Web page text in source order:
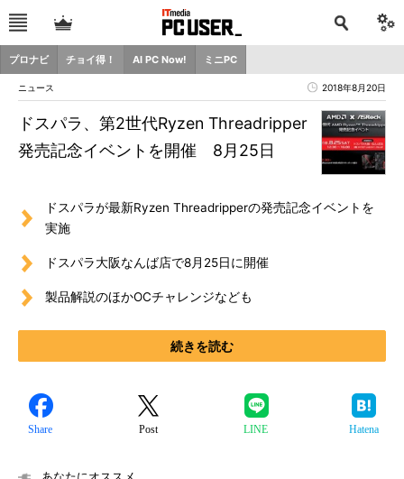
プロナビ チョイ得！ AI PC Now! ミニPC
ニュース 2018年8月20日
ドスパラ、第2世代Ryzen Threadripper
発売記念イベントを開催 8月25日
ドスパラが最新Ryzen Threadripperの発売記念イベントを
実施
ドスパラ大阪なんば店で8月25日に開催
製品解説のほかOCチャレンジなども
続きを読む
Share Post LINE Hatena